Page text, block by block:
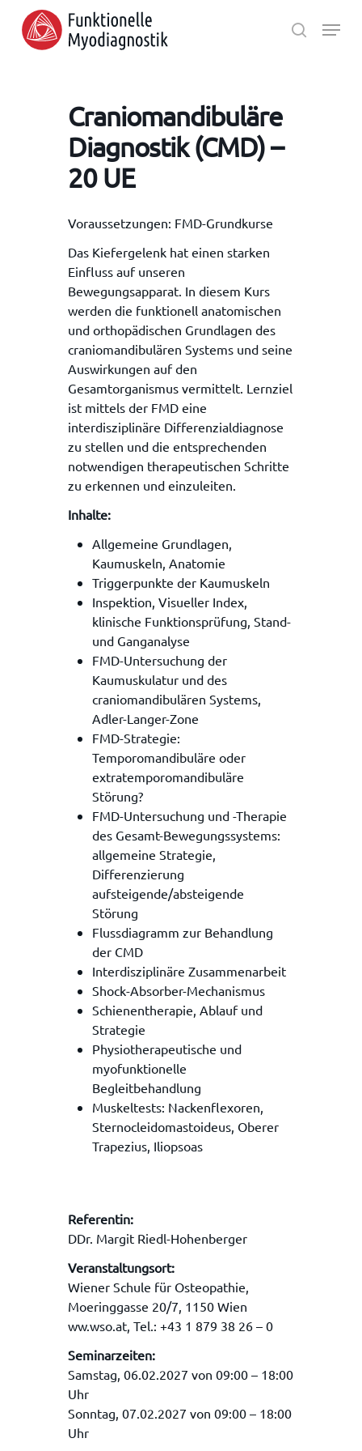
main
search
Menu
Craniomandibuläre
Diagnostik (CMD) –
20 UE
Voraussetzungen: FMD-Grundkurse
Das Kiefergelenk hat einen starken
Einfluss auf unseren
Bewegungsapparat. In diesem Kurs
werden die funktionell anatomischen
und orthopädischen Grundlagen des
craniomandibulären Systems und seine
Auswirkungen auf den
Gesamtorganismus vermittelt. Lernziel
ist mittels der FMD eine
interdisziplinäre Differenzialdiagnose
zu stellen und die entsprechenden
notwendigen therapeutischen Schritte
zu erkennen und einzuleiten.
Inhalte:
Allgemeine Grundlagen,
Kaumuskeln, Anatomie
Triggerpunkte der Kaumuskeln
Inspektion, Visueller Index,
klinische Funktionsprüfung, Stand-
und Ganganalyse
FMD-Untersuchung der
Kaumuskulatur und des
craniomandibulären Systems,
Adler-Langer-Zone
FMD-Strategie:
Temporomandibuläre oder
extratemporomandibuläre
Störung?
FMD-Untersuchung und -Therapie
des Gesamt-Bewegungssystems:
allgemeine Strategie,
Differenzierung
aufsteigende/absteigende
Störung
Flussdiagramm zur Behandlung
der CMD
Interdisziplinäre Zusammenarbeit
Shock-Absorber-Mechanismus
Schienentherapie, Ablauf und
Strategie
Physiotherapeutische und
myofunktionelle
Begleitbehandlung
Muskeltests: Nackenflexoren,
Sternocleidomastoideus, Oberer
Trapezius, Iliopsoas
Referentin:
DDr. Margit Riedl-Hohenberger
Veranstaltungsort:
Wiener Schule für Osteopathie,
Moeringgasse 20/7, 1150 Wien
ww.wso.at, Tel.: +43 1 879 38 26 – 0
Seminarzeiten:
Samstag, 06.02.2027von 09:00 – 18:00
Uhr
Sonntag, 07.02.2027von 09:00 – 18:00
Uhr